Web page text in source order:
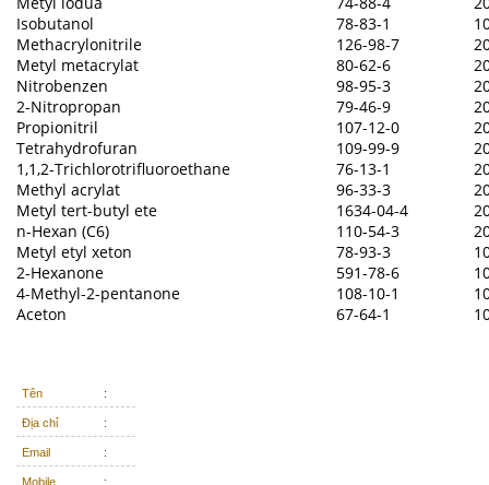
Isobutanol
78-83-1
Methacrylonitrile
126-98-7
Metyl metacrylat
80-62-6
Nitrobenzen
98-95-3
2-Nitropropan
79-46-9
Propionitril
107-12-0
Tetrahydrofuran
109-99-9
1,1,2-Trichlorotrifluoroethane
76-13-1
Methyl acrylat
96-33-3
Metyl tert-butyl ete
1634-04-4
n-Hexan (C6)
110-54-3
Metyl etyl xeton
78-93-3
2-Hexanone
591-78-6
4-Methyl-2-pentanone
108-10-1
Aceton
67-64-1
Tên :
Địa chỉ :
Email :
Mobile :